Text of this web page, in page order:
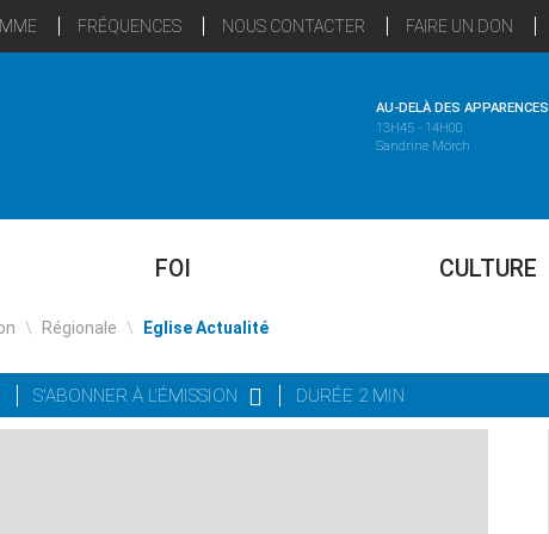
FRÉQUENCES NOUS CONTACTER FAIRE UN DON
AU-DELÀ DES APPARENCES
13H45 - 14H00
Sandrine Mörch
FOI CULTURE
\ Régionale \ Eglise Actualité
S'ABONNER À L'ÉMISSION DURÉE 2 MIN